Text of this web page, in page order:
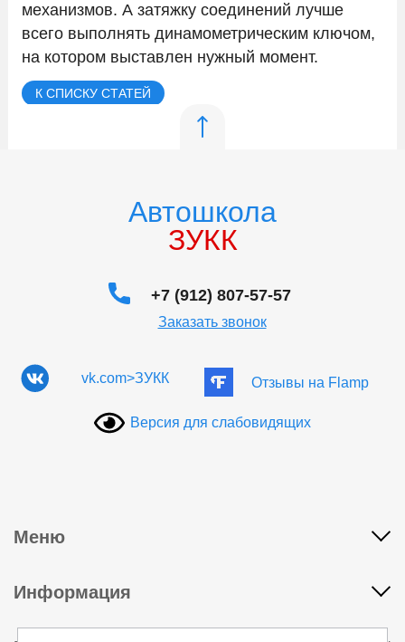
механизмов. А затяжку соединений лучше
всего выполнять динамометрическим ключом,
на котором выставлен нужный момент.
К СПИСКУ СТАТЕЙ
Автошкола
ЗУКК
+7 (912) 807-57-57
Заказать звонок
vk.com>ЗУКК Отзывы на Flamp
Версия для слабовидящих
Меню
Цены
Информация
Пользовательское соглашение